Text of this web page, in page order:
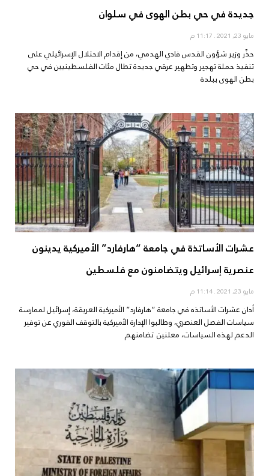
جديدة في حي بطن الهوى في سلوان
مايو 23, 2021
حذّر وزير شؤون القدس فادي الهدمي، من إقدام الاحتلال الإسرائيلي على
تنفيذ حملة تهجير وتطهير عرقي جديدة تطال مئات الفلسطينيين في حي
بطن الهوى ببلدة
عشرات الأساتذة في جامعة “هارفارد” الأميركية يدينون
عنصرية إسرائيل ويتضامنون مع فلسطين
مايو 23, 2021
أدان عشرات الأساتذه في جامعة “هارفارد” الأميركية العريقة، إسرائيل لممارسة
سياسات الفصل العنصري، وطالبوا الإدارة الأميركية بالتوقف الفوري عن توفير
الدعم لهذه السياسات، معلنين تضامنهم